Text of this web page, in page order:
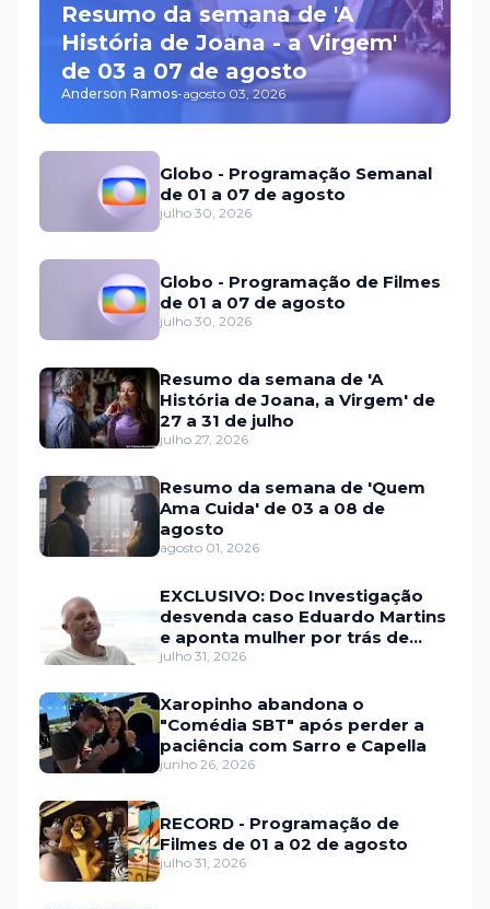
Resumo da semana de 'A
História de Joana - a Virgem'
de 03 a 07 de agosto
Anderson Ramos-agosto 03, 2026
Globo - Programação Semanal
de 01 a 07 de agosto
julho 30, 2026
Globo - Programação de Filmes
de 01 a 07 de agosto
julho 30, 2026
Resumo da semana de 'A
História de Joana, a Virgem' de
27 a 31 de julho
julho 27, 2026
Resumo da semana de 'Quem
Ama Cuida' de 03 a 08 de
agosto
agosto 01, 2026
EXCLUSIVO: Doc Investigação
desvenda caso Eduardo Martins
e aponta mulher por trás de
fraude internacional
julho 31, 2026
Xaropinho abandona o
"Comédia SBT" após perder a
paciência com Sarro e Capella
junho 26, 2026
RECORD - Programação de
Filmes de 01 a 02 de agosto
julho 31, 2026